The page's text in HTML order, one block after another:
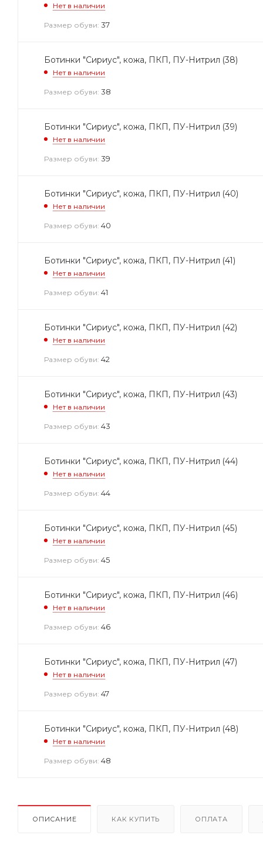
Нет в наличии
Размер обуви: 37
Ботинки "Сириус", кожа, ПКП, ПУ-Нитрил (38)
Нет в наличии
Размер обуви: 38
Ботинки "Сириус", кожа, ПКП, ПУ-Нитрил (39)
Нет в наличии
Размер обуви: 39
Ботинки "Сириус", кожа, ПКП, ПУ-Нитрил (40)
Нет в наличии
Размер обуви: 40
Ботинки "Сириус", кожа, ПКП, ПУ-Нитрил (41)
Нет в наличии
Размер обуви: 41
Ботинки "Сириус", кожа, ПКП, ПУ-Нитрил (42)
Нет в наличии
Размер обуви: 42
Ботинки "Сириус", кожа, ПКП, ПУ-Нитрил (43)
Нет в наличии
Размер обуви: 43
Ботинки "Сириус", кожа, ПКП, ПУ-Нитрил (44)
Нет в наличии
Размер обуви: 44
Ботинки "Сириус", кожа, ПКП, ПУ-Нитрил (45)
Нет в наличии
Размер обуви: 45
Ботинки "Сириус", кожа, ПКП, ПУ-Нитрил (46)
Нет в наличии
Размер обуви: 46
Ботинки "Сириус", кожа, ПКП, ПУ-Нитрил (47)
Нет в наличии
Размер обуви: 47
Ботинки "Сириус", кожа, ПКП, ПУ-Нитрил (48)
Нет в наличии
Размер обуви: 48
ОПИСАНИЕ КАК КУПИТЬ ОПЛАТА